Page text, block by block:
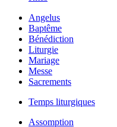
Angelus
Baptême
Bénédiction
Liturgie
Mariage
Messe
Sacrements
Temps liturgiques
Assomption